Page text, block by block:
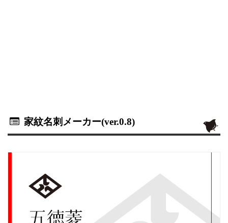
家紋名刺メーカー(ver.0.8)